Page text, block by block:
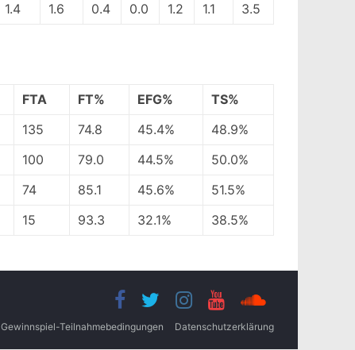
1.4 1.6 0.4 0.0 1.2 1.1 3.5
FTA FT% EFG%
TS%
135 74.8 45.4%
48.9%
100 79.0 44.5%
50.0%
74 85.1 45.6%
51.5%
15 93.3 32.1% 38.5%
Gewinnspiel-Teilnahmebedingungen Datenschutzerklärung